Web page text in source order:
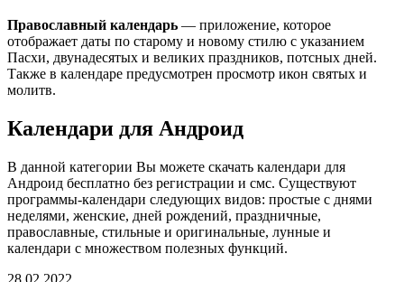
Православный календарь — приложение, которое
отображает даты по старому и новому стилю с указанием
Пасхи, двунадесятых и великих праздников, потсных дней.
Также в календаре предусмотрен просмотр икон святых и
молитв.
Календари для Андроид
В данной категории Вы можете скачать календари для
Андроид бесплатно без регистрации и смс. Существуют
программы-календари следующих видов: простые с днями
неделями, женские, дней рождений, праздничные,
православные, стильные и оригинальные, лунные и
календари с множеством полезных функций.